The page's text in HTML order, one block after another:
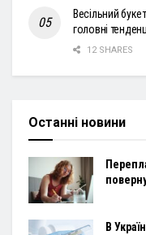
Весільний
головні
12 SHARES
Останні новини
В